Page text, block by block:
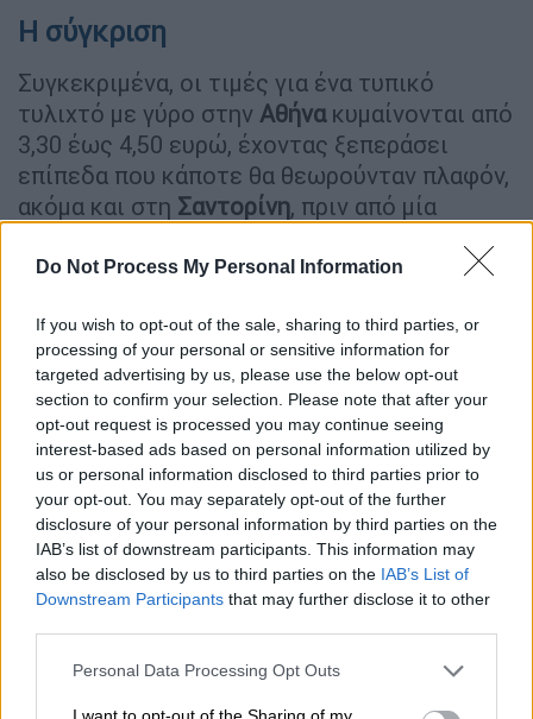
Do Not Process My Personal Information
If you wish to opt-out of the sale, sharing to third parties, or
processing of your personal or sensitive information for
targeted advertising by us, please use the below opt-out
section to confirm your selection. Please note that after your
opt-out request is processed you may continue seeing
interest-based ads based on personal information utilized by
us or personal information disclosed to third parties prior to
your opt-out. You may separately opt-out of the further
disclosure of your personal information by third parties on the
IAB’s list of downstream participants. This information may
also be disclosed by us to third parties on the IAB’s List of
Downstream Participants that may further disclose it to other
Please note that this website/app uses one or more Google
not limited to your visit or usage behaviour. You may click to
Personal Data Processing Opt Outs
I want to opt-out of the Sharing of my
Η σύγκριση
Συγκεκριμένα, οι τιμές για ένα τυπικό
τυλιχτό με γύρο στην Αθήνακυμαίνονται από
3,30 έως 4,50 ευρώ, έχοντας ξεπεράσει
επίπεδα που κάποτε θα θεωρούνταν πλαφόν,
ακόμα και στη Σαντορίνη, πριν από μία
ακόμα πιο επιβαρυντική, με έναν TikToker να
σουβλακιού τηςΜυκόνουκαι του
ακριβότερου.
ΔΙΑΒΑΣΤΕ ΕΠΙΣΗΣ
Viral |24.08.2024 22:25
«Τα έχετε χαμένα στη Μύκονο;»:
Διάσημη Influencer ξεσπά για τις
αστρονομικές χρεώσεις στο νησί
Κύκλωμα στη Μύκονο προωθούσε
γυναίκες στην πορνεία: Έκλειναν